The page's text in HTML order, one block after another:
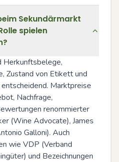
Sekundärmarkt
spielen
Herkunftsbelege,
Zustand von Etikett und
Marktpreise
Nachfrage,
renommierter
(Wine Advocate), James
Galloni). Auch
wie VDP (Verband
und Bezeichnungen